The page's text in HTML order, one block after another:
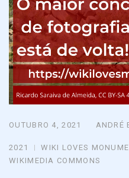
Posted
on
OUTUBRO 4, 2021 ANDRÉ
2021
WIKI LOVES
WIKIMEDIA COMMONS